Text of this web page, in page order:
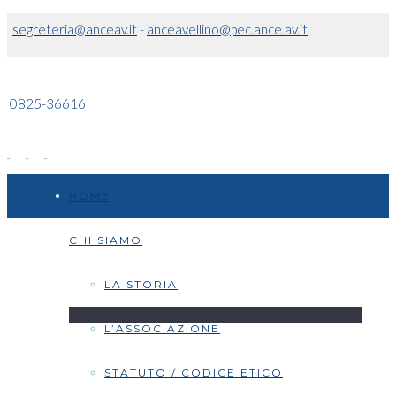
segreteria@anceav.it- anceavellino@pec.ance.av.it
0825-36616
CHI SIAMO
LA STORIA
L’ASSOCIAZIONE
STATUTO / CODICE ETICO